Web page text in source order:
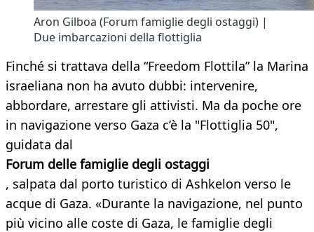
Aron Gilboa (Forum famiglie degli ostaggi) |
Due imbarcazioni della flottiglia
Finché si trattava della “Freedom Flottila” la Marina
israeliana non ha avuto dubbi: intervenire,
abbordare, arrestare gli attivisti. Ma da poche ore
in navigazione verso Gaza c’è la "Flottiglia 50",
guidata dal
Forum delle famiglie degli ostaggi
, salpata dal porto turistico di Ashkelon verso le
acque di Gaza. «Durante la navigazione, nel punto
più vicino alle coste di Gaza, le famiglie degli